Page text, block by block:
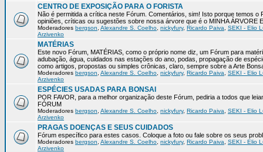
CENTRO DE EXPOSIÇÃO PARA O FORISTA
Não é permitida a crítica neste Fórum. Comentários, sim! Isto porque temos
opiniões, críticas ou sugestões sobre nossa árvore que é o MINHA ÁRVORE
Moderadores bergson Alexandre S. Coelho nickyfury, Ricardo Paiva
SEKI - Elio
Arzivenko
MATÉRIAS
Este novo Fórum, MATÉRIAS, como o próprio nome diz, um Fórum para
adubação, água, cuidados nas estações do ano, podas, propagação de
como artigos, propostas ou simples crônicas, claro, sempre sobre a Arte
Moderadores bergson Alexandre S. Coelho nickyfury, Ricardo Paiva
SEKI - Elio
Arzivenko
ESPÉCIES USADAS PARA BONSAI
POR FAVOR, para a melhor organização deste Fórum, pediria a todos que
FÓRUM
Moderadores bergson Alexandre S. Coelho nickyfury, Ricardo Paiva
SEKI - Elio
Arzivenko
PRAGAS DOENÇAS E SEUS CUIDADOS
Fórum específico para estes casos. Coloque a foto ou fale sobre os seus
Moderadores bergson Alexandre S. Coelho nickyfury, Ricardo Paiva
SEKI - Elio
Arzivenko